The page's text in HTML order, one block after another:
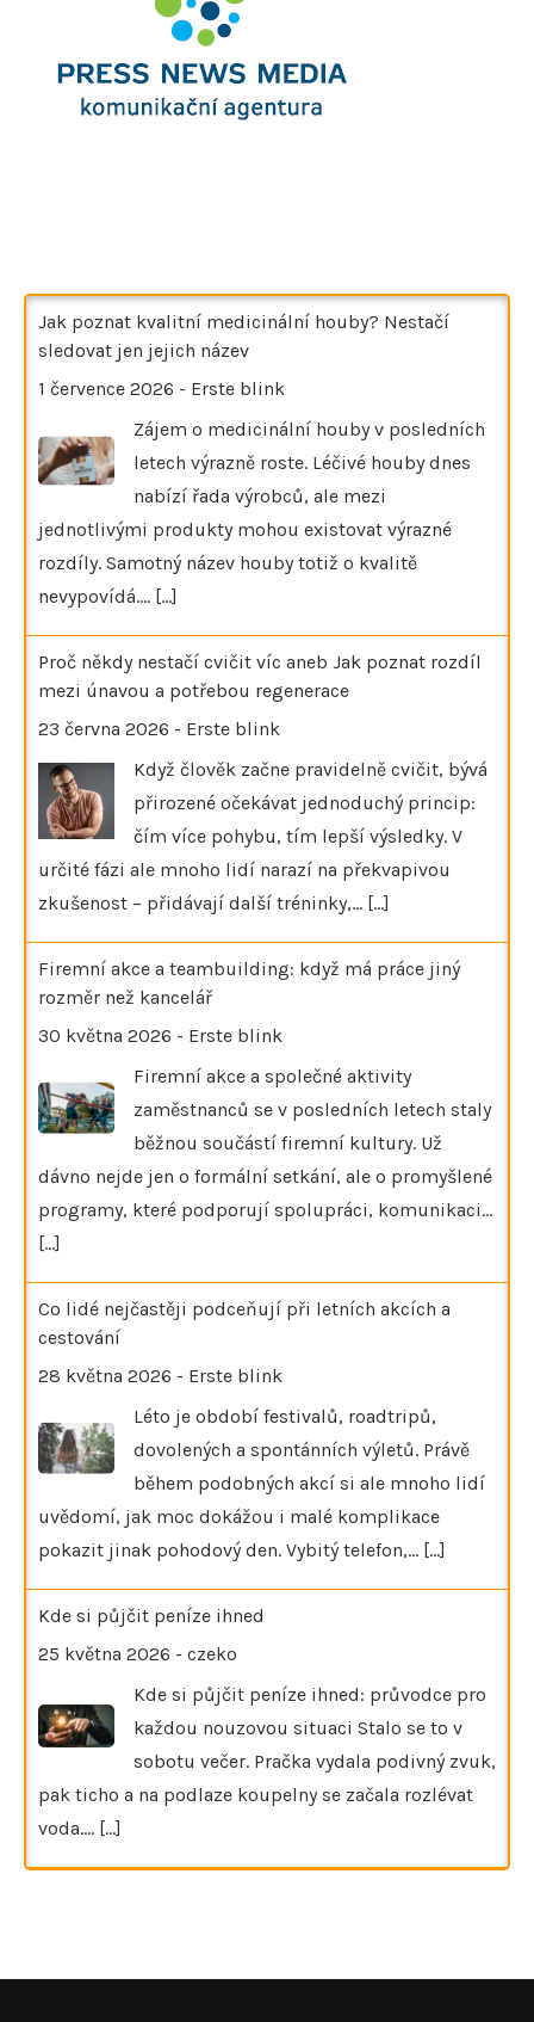
Jak poznat kvalitní medicinální houby? Nestačí
sledovat jen jejich název
1 července 2026 - Erste blink
Zájem o medicinální houby v posledních
letech výrazně roste. Léčivé houby dnes
nabízí řada výrobců, ale mezi
jednotlivými produkty mohou existovat výrazné
rozdíly. Samotný název houby totiž o kvalitě
nevypovídá.… [...]
Proč někdy nestačí cvičit víc aneb Jak poznat rozdíl
mezi únavou a potřebou regenerace
23 června 2026 - Erste blink
Když člověk začne pravidelně cvičit, bývá
přirozené očekávat jednoduchý princip:
čím více pohybu, tím lepší výsledky. V
určité fázi ale mnoho lidí narazí na překvapivou
zkušenost – přidávají další tréninky,… [...]
Firemní akce a teambuilding: když má práce jiný
rozměr než kancelář
30 května 2026 - Erste blink
Firemní akce a společné aktivity
zaměstnanců se v posledních letech staly
běžnou součástí firemní kultury. Už
dávno nejde jen o formální setkání, ale o promyšlené
programy, které podporují spolupráci, komunikaci…
[...]
Co lidé nejčastěji podceňují při letních akcích a
cestování
28 května 2026 - Erste blink
Léto je období festivalů, roadtripů,
dovolených a spontánních výletů. Právě
během podobných akcí si ale mnoho lidí
uvědomí, jak moc dokážou i malé komplikace
pokazit jinak pohodový den. Vybitý telefon,… [...]
Kde si půjčit peníze ihned
25 května 2026 - czeko
Kde si půjčit peníze ihned: průvodce pro
každou nouzovou situaci Stalo se to v
sobotu večer. Pračka vydala podivný zvuk,
pak ticho a na podlaze koupelny se začala rozlévat
voda.… [...]